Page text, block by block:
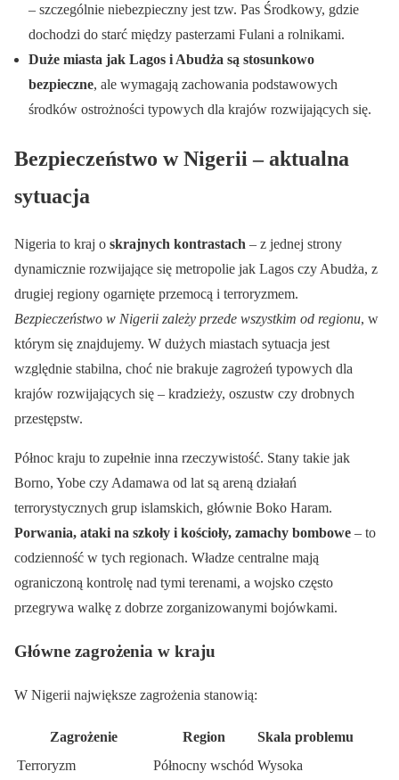
– szczególnie niebezpieczny jest tzw. Pas Środkowy, gdzie
dochodzi do starć między pasterzami Fulani a rolnikami.
Duże miasta jak Lagos i Abudża są stosunkowo
bezpieczne, ale wymagają zachowania podstawowych
środków ostrożności typowych dla krajów rozwijających się.
Bezpieczeństwo w Nigerii – aktualna
sytuacja
Nigeria to kraj o skrajnych kontrastach – z jednej strony
dynamicznie rozwijające się metropolie jak Lagos czy Abudża, z
drugiej regiony ogarnięte przemocą i terroryzmem.
Bezpieczeństwo w Nigerii zależy przede wszystkim od regionu, w
którym się znajdujemy. W dużych miastach sytuacja jest
względnie stabilna, choć nie brakuje zagrożeń typowych dla
krajów rozwijających się – kradzieży, oszustw czy drobnych
przestępstw.
Północ kraju to zupełnie inna rzeczywistość. Stany takie jak
Borno, Yobe czy Adamawa od lat są areną działań
terrorystycznych grup islamskich, głównie Boko Haram.
Porwania, ataki na szkoły i kościoły, zamachy bombowe – to
codzienność w tych regionach. Władze centralne mają
ograniczoną kontrolę nad tymi terenami, a wojsko często
przegrywa walkę z dobrze zorganizowanymi bojówkami.
Główne zagrożenia w kraju
W Nigerii największe zagrożenia stanowią:
Zagrożenie Region
Skala problemu
Terroryzm
Północny wschód Wysoka